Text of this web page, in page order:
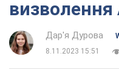
визволення
Дар'я Дурова
8.11.2023 15:51